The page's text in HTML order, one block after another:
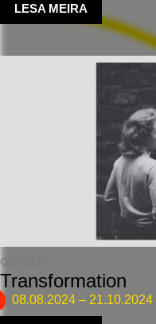
LESA MEIRA
GERÐUR
Transformation
08.08.2024 – 21.10.2024